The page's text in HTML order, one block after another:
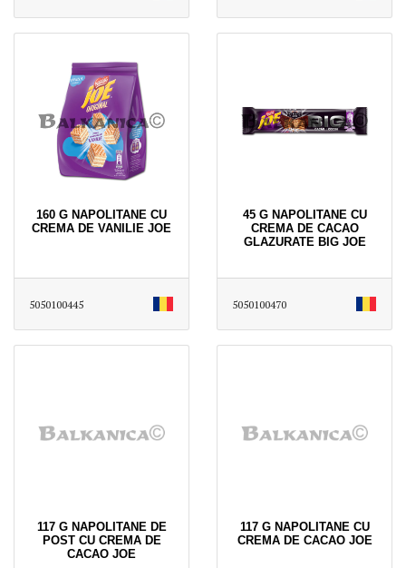
160 G NAPOLITANE CU
CREMA DE VANILIE JOE
5050100445
45 G NAPOLITANE CU
CREMA DE CACAO
GLAZURATE BIG JOE
5050100470
117 G NAPOLITANE DE
POST CU CREMA DE
CACAO JOE
117 G NAPOLITANE CU
CREMA DE CACAO JOE